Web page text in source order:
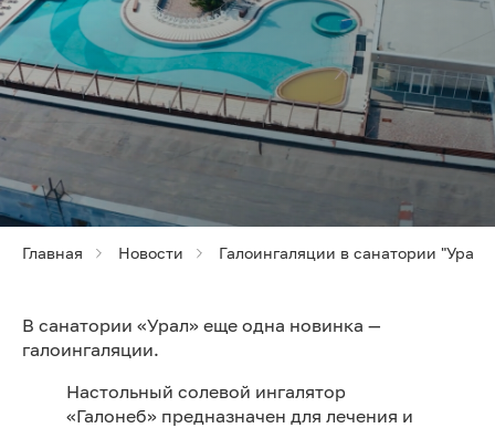
Главная Новости Галоингаляции в санатории "Урал"
В санатории «Урал» еще одна новинка —
галоингаляции.
Настольный солевой ингалятор
«Галонеб» предназначен для лечения и